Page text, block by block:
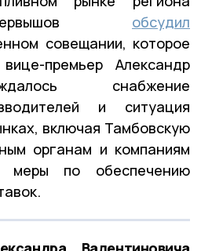
обсудил
совещании, которое
премьер Александр
снабжение
и ситуация
включая Тамбовскую
органам и компаниям
меры по обеспечению